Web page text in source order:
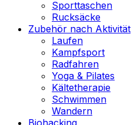
Sporttaschen
Rucksäcke
Zubehör nach Aktivität
Laufen
Kampfsport
Radfahren
Yoga & Pilates
Kältetherapie
Schwimmen
Wandern
Biohacking